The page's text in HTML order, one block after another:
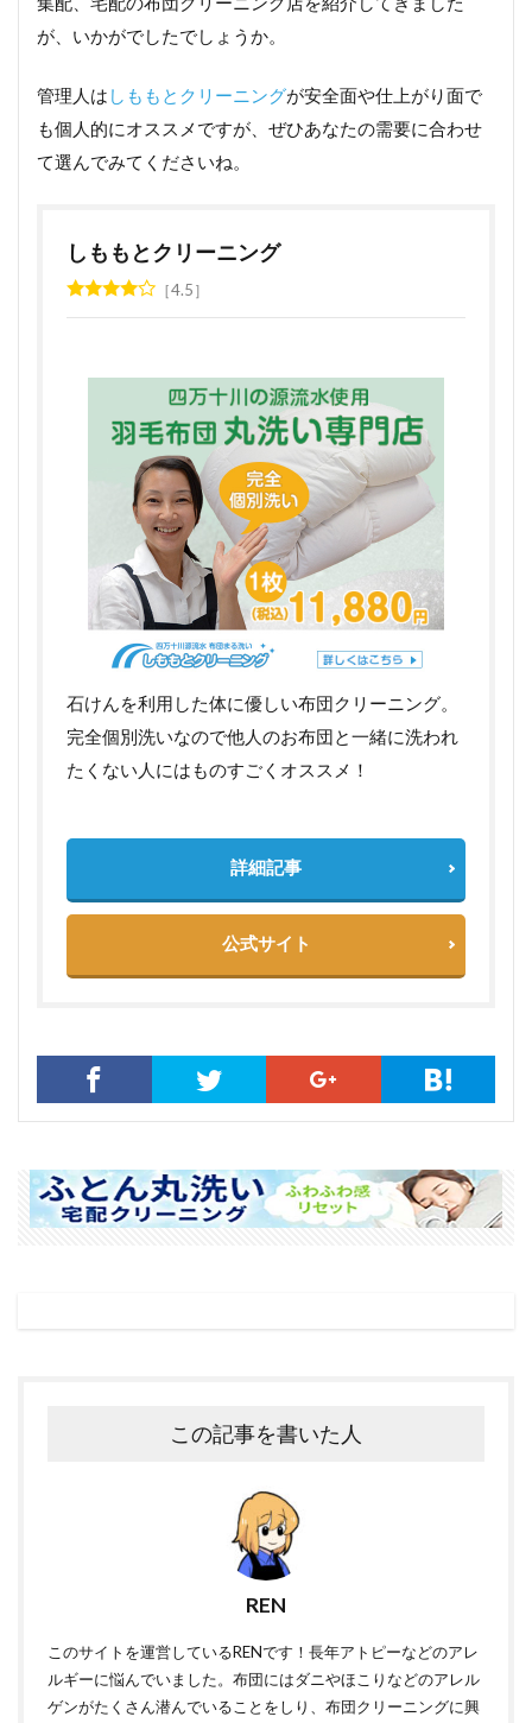
が、いかがでしたでしょうか。
管理人は しももとクリーニングが安全面や仕上がり面で
も個人的にオススメですが、ぜひあなたの需要に合わせ
て選んでみてくださいね。
しももとクリーニング
4.5
石けんを利用した体に優しい布団クリーニング。
完全個別洗いなので他人のお布団と一緒に洗われ
たくない人にはものすごくオススメ！
詳細記事
公式サイト
この記事を書いた人
REN
このサイトを運営しているRENです！長年アトピーなどのアレ
ルギーに悩んでいました。布団にはダニやほこりなどのアレル
ゲンがたくさん潜んでいることをしり、布団クリーニングに興